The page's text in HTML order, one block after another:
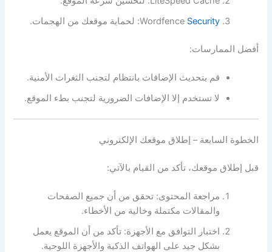
Wordfence Security : لحماية موقعك من الهجمات.
أفضل الممارسات:
قم بتحديث الإضافات بانتظام لتجنب الثغرات الأمنية.
لا تستخدم إلا الإضافات الضرورية لتجنب بطء الموقع.
الخطوة السابعة – إطلاق موقعك الإلكتروني
قبل إطلاق موقعك، تأكد من القيام بالآتي:
مراجعة المحتوى: تحقق من أن جميع الصفحات
والمقالات مكتملة وخالية من الأخطاء.
اختبار التوافق مع الأجهزة: تأكد من أن الموقع يعمل
بشكل جيد على الهواتف الذكية والأجهزة اللوحية.